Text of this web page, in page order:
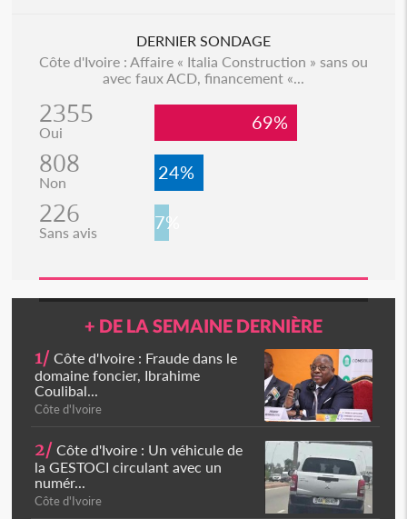
DERNIER SONDAGE
Côte d'Ivoire : Affaire « Italia Construction » sans ou
avec faux ACD, financement «...
2355
Oui 69%
808
Non 24%
226
Sans avis 7%
+ DE LA SEMAINE DERNIÈRE
1/ Côte d'Ivoire : Fraude dans le
domaine foncier, Ibrahime
Coulibal...
Côte d'Ivoire
2/ Côte d'Ivoire : Un véhicule de
la GESTOCI circulant avec un
numér...
Côte d'Ivoire